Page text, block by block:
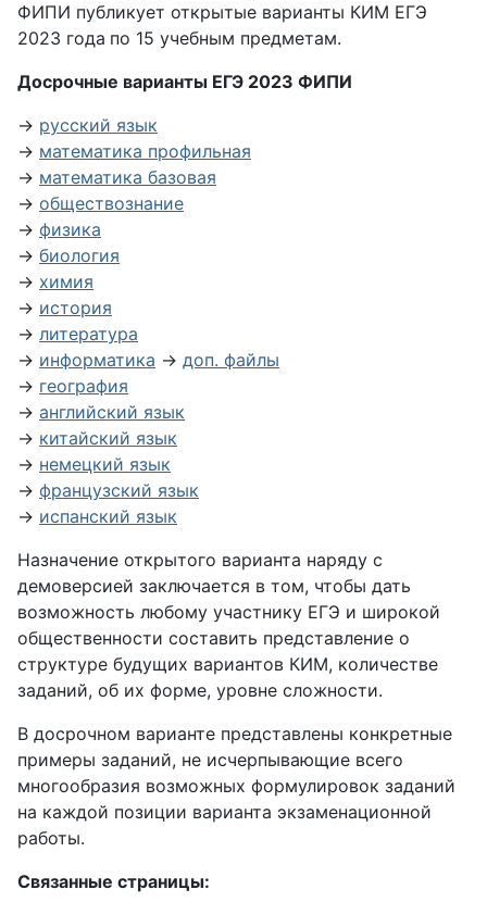
ФИПИ публикует открытые варианты КИМ ЕГЭ
2023 года по 15 учебным предметам.
Досрочные варианты ЕГЭ 2023 ФИПИ
→ русский язык
→ математика профильная
→ математика базовая
→ обществознание
→ физика
→ биология
→ химия
→ история
→ литература
→ информатика → доп. файлы
→ география
→ английский язык
→ китайский язык
→ немецкий язык
→ французский язык
→ испанский язык
Назначение открытого варианта наряду с
демоверсией заключается в том, чтобы дать
возможность любому участнику ЕГЭ и широкой
общественности составить представление о
структуре будущих вариантов КИМ, количестве
заданий, об их форме, уровне сложности.
В досрочном варианте представлены конкретные
примеры заданий, не исчерпывающие всего
многообразия возможных формулировок заданий
на каждой позиции варианта экзаменационной
работы.
Связанные страницы: